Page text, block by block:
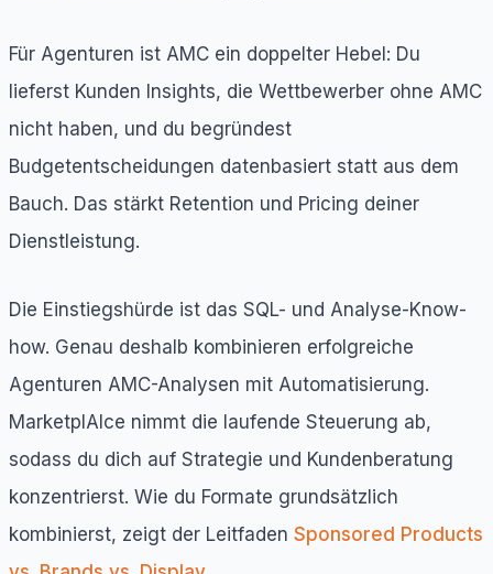
Für Agenturen ist AMC ein doppelter Hebel: Du
lieferst Kunden Insights, die Wettbewerber ohne AMC
nicht haben, und du begründest
Budgetentscheidungen datenbasiert statt aus dem
Bauch. Das stärkt Retention und Pricing deiner
Dienstleistung.
Die Einstiegshürde ist das SQL- und Analyse-Know-
how. Genau deshalb kombinieren erfolgreiche
Agenturen AMC-Analysen mit Automatisierung.
MarketplAIce nimmt die laufende Steuerung ab,
sodass du dich auf Strategie und Kundenberatung
konzentrierst. Wie du Formate grundsätzlich
kombinierst, zeigt der Leitfaden Sponsored Products